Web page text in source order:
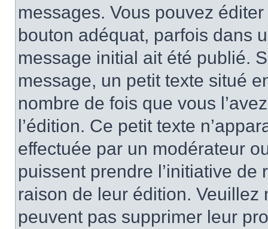
messages. Vous pouvez
bouton adéquat, parfois dans
message initial ait été publié.
message, un petit texte situé
nombre de fois que vous
l’édition. Ce petit texte
effectuée par un modérateur
puissent prendre l’initiative
raison de leur édition.
peuvent pas supprimer leur